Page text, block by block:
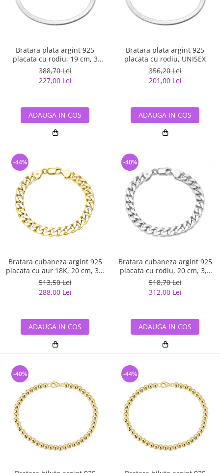
Bratara plata argint 925
placata cu rodiu, 19 cm, 3
mm, UNISEX
388,70 Lei
227,00 Lei
ADAUGA IN COS
Bratara plata argint 925
placata cu rodiu, UNISEX
356,20 Lei
201,00 Lei
ADAUGA IN COS
Bratara cubaneza argint 925
placata cu aur 18K, 20 cm, 3,6
mm, UNISEX
513,50 Lei
288,00 Lei
-44%
ADAUGA IN COS
Bratara cubaneza argint 925
placata cu rodiu, 20 cm, 3,6
mm, UNISEX
518,70 Lei
312,00 Lei
-40%
ADAUGA IN COS
-40% -44%